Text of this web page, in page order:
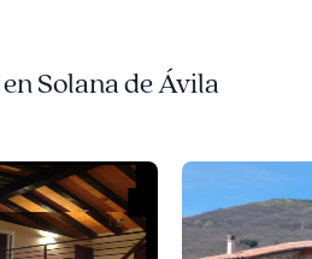
Solana de Ávila